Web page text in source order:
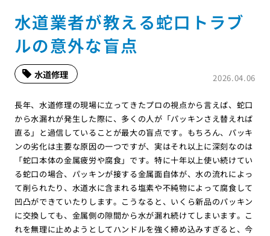
水道業者が教える蛇口トラブ
ルの意外な盲点
2026.04.06
水道修理
長年、水道修理の現場に立ってきたプロの視点から言えば、蛇口
から水漏れが発生した際に、多くの人が「パッキンさえ替えれば
直る」と過信していることが最大の盲点です。もちろん、パッキ
ンの劣化は主要な原因の一つですが、実はそれ以上に深刻なのは
「蛇口本体の金属疲労や腐食」です。特に十年以上使い続けてい
る蛇口の場合、パッキンが接する金属面自体が、水の流れによっ
て削られたり、水道水に含まれる塩素や不純物によって腐食して
凹凸ができていたりします。こうなると、いくら新品のパッキン
に交換しても、金属側の隙間から水が漏れ続けてしまいます。こ
れを無理に止めようとしてハンドルを強く締め込みすぎると、今